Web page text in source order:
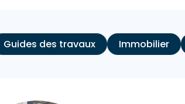
Guides des travaux Immobilier